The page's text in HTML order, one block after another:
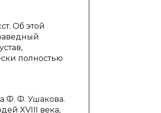
Об этой
полностью
Ф. Ф. Ушакова.
XVIII века,